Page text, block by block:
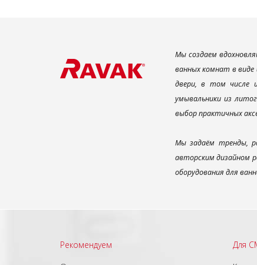
Мы создаем
ванных комнат в виде
двери, в том числе
умывальники из
выбор практичных
Мы задаём тренды,
авторским дизайном
оборудования для
Рекомендуем Для